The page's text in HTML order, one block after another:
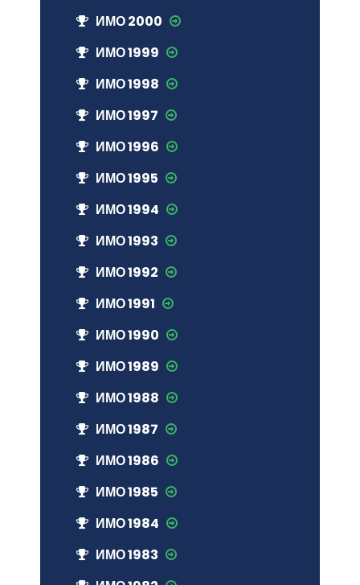
ИМО 2000
ИМО 1999
ИМО 1998
ИМО 1997
ИМО 1996
ИМО 1995
ИМО 1994
ИМО 1993
ИМО 1992
ИМО 1991
ИМО 1990
ИМО 1989
ИМО 1988
ИМО 1987
ИМО 1986
ИМО 1985
ИМО 1984
ИМО 1983